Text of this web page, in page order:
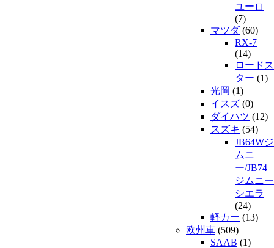
ユーロ
(7)
マツダ(60)
RX-7
(14)
ロードス
ター (1)
光岡 (1)
イスズ (0)
ダイハツ (12)
スズキ (54)
JB64Wジ
ムニ
ー/JB74
ジムニー
シエラ
(24)
軽カー (13)
欧州車 (509)
SAAB (1)